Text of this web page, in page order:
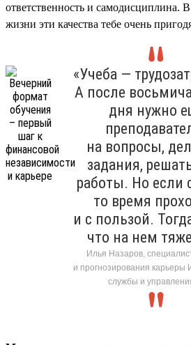
ответственность и самодисциплина.
жизни эти качества тебе очень
«Учеба —
А после
дня нужно
на вопросы,
задания,
работы. Но если
то время
и с пользой.
что на нем
Илья Назаров,
и прогнозирования карьеры
службы и